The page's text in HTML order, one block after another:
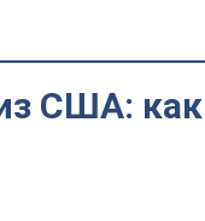
США: как